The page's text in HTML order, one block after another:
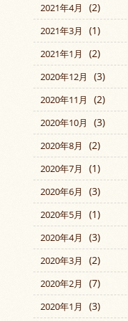
2021年4月 (2)
2021年3月 (1)
2021年1月 (2)
2020年12月 (3)
2020年11月 (2)
2020年10月 (3)
2020年8月 (2)
2020年7月 (1)
2020年6月 (3)
2020年5月 (1)
2020年4月 (3)
2020年3月 (2)
2020年2月 (7)
2020年1月 (3)